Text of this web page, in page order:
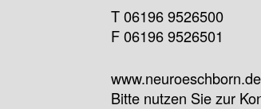
T 06196 9526500
F 06196 9526501
www.neuroeschborn.de
Bitte nutzen Sie zur